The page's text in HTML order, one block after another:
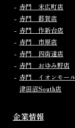
赤門 末広町店
赤門 都賀店
赤門 作新台店
赤門 市原店
赤門 四街道店
赤門 おゆみ野店
赤門 イオンモー
津田沼South店
企業情報